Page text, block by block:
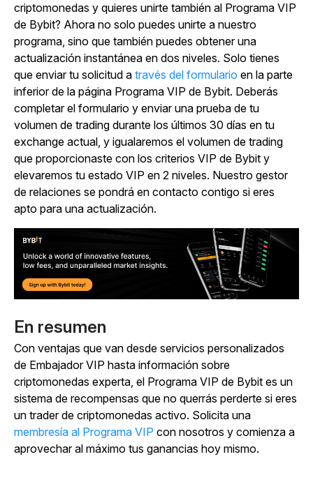
criptomonedas y quieres unirte también al Programa VIP
de Bybit? Ahora no solo puedes unirte a nuestro
programa, sino que también puedes obtener una
actualización instantánea en dos niveles. Solo tienes
que enviar tu solicitud a través del formulario en la parte
inferior de la página Programa VIP de Bybit. Deberás
completar el formulario y enviar una prueba de tu
volumen de trading durante los últimos 30 días en tu
exchange actual, y igualaremos el volumen de trading
que proporcionaste con los criterios VIP de Bybit y
elevaremos tu estado VIP en 2 niveles. Nuestro gestor
de relaciones se pondrá en contacto contigo si eres
apto para una actualización.
En resumen
Con ventajas que van desde servicios personalizados
de Embajador VIP hasta información sobre
criptomonedas experta, el Programa VIP de Bybit es un
sistema de recompensas que no querrás perderte si eres
un trader de criptomonedas activo. Solicita una
membresía al Programa VIP con nosotros y comienza a
aprovechar al máximo tus ganancias hoy mismo.